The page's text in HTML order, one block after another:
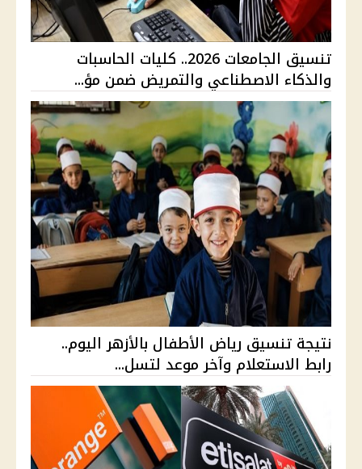
تنسيق الجامعات 2026.. كليات الحاسبات
والذكاء الاصطناعي والتمريض ضمن مؤ...
نتيجة تنسيق رياض الأطفال بالأزهر اليوم..
رابط الاستعلام وآخر موعد لتسل...